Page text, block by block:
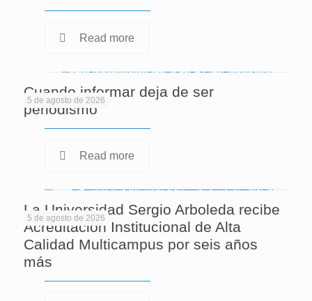
Read more
5 de agosto de 2026
Cuando informar deja de ser
periodismo
Read more
5 de agosto de 2026
La Universidad Sergio Arboleda recibe
Acreditación Institucional de Alta
Calidad Multicampus por seis años
más